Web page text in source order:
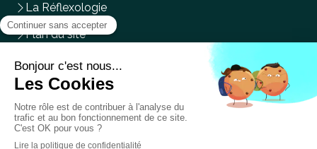
La Réflexologie
Plan du site
LesLundi,Mardiet 9h30à19h30
LeSamedide9h30à 17h